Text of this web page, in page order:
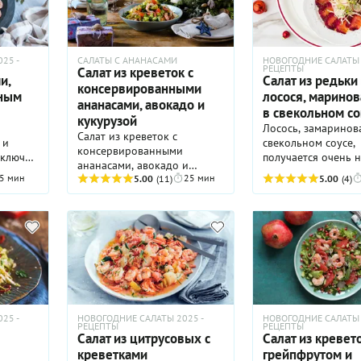
по
своему
с фото
-
в
мин
САЛАТЫ С АНАНАСАМИ
Салат из креветок с
консервированными
ананасами, авокадо и
кукурузой
Салат из креветок с
консервированными
ананасами, авокадо и
кукурузой — это фейерверк
текстур и тропических
вкусов, который будет
очень уместен на
праздничном столе. В этом
салате слились воедино
соленая нота моря
(креветки и форель),
маслянистая нежность
ананаса и легкий хруст
мини-кукурузы.
Освежающая заправка на
5.00 (11) 25 мин
НОВОГОДНИЕ САЛАТЫ
РЕЦЕПТЫ
Салат из редьки
лосося,
в свекольном
Лосось,
свекольном соусе,
получается очень
сочным, ну, и с
окраской, конечно.
редьки с редисом, и блюдо
станет очень
только по цвету,
вкусу.
5.00 (4)
- НОВОГОДНИЕ САЛАТЫ 2025 -
РЕЦЕПТЫ
Салат из цитрусовых с
креветками
НОВОГОДНИЕ САЛАТЫ
РЕЦЕПТЫ
Салат из
грейпфрутом и